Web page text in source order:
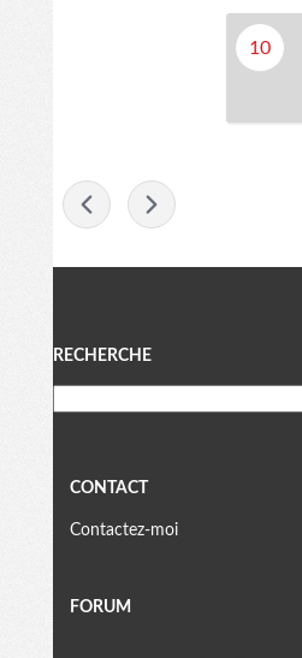
10
Menu
RECHERCHE
CONTACT
Contactez-moi
FORUM